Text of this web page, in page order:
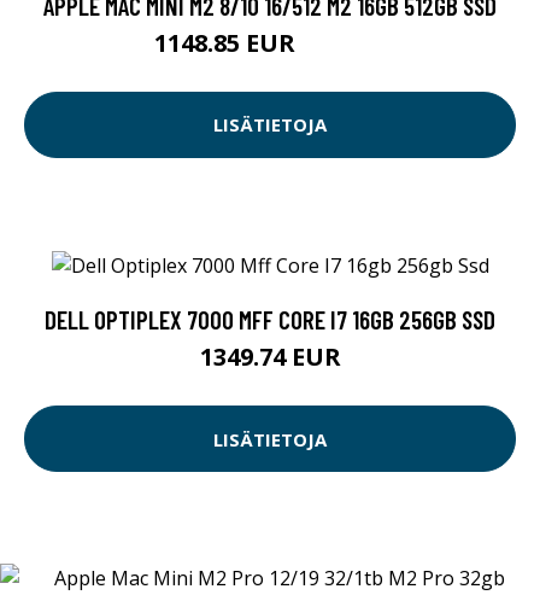
1148.85 EUR
LISÄTIETOJA
DELL OPTIPLEX 7000 MFF CORE I7 16GB 256GB SSD
1349.74 EUR
LISÄTIETOJA